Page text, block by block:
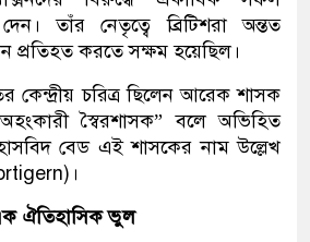
তাঁর নেতৃত্বে ব্রিটিশরা অন্তত
প্রতিহত করতে সক্ষম হয়েছিল।
কেন্দ্রীয় চরিত্র ছিলেন আরেক শাসক
স্বৈরশাসক” বলে অভিহিত
বেড এই শাসকের নাম উল্লেখ
এক ঐতিহাসিক ভুল